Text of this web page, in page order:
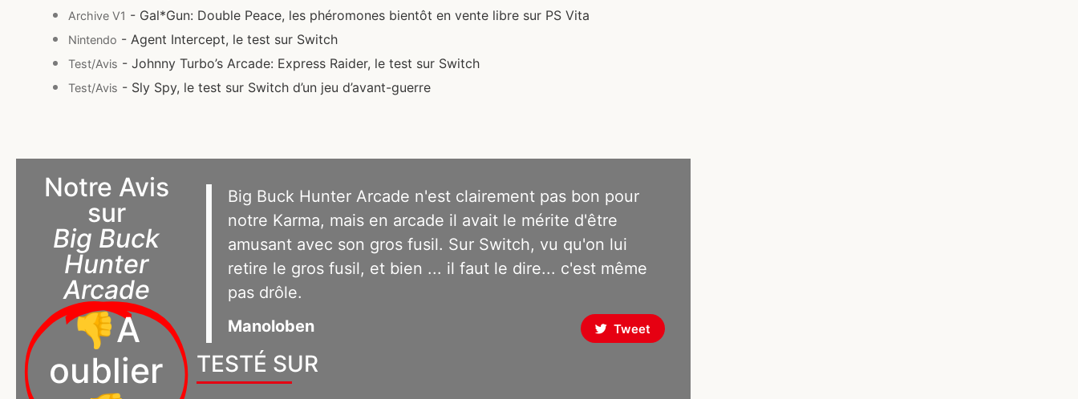
Archive V1 - Gal*Gun: Double Peace, les phéromones bientôt en vente libre sur PS Vita
Nintendo - Agent Intercept, le test sur Switch
Test/Avis - Johnny Turbo’s Arcade: Express Raider, le test sur Switch
Test/Avis - Sly Spy, le test sur Switch d’un jeu d’avant-guerre
Notre Avis
sur
Big Buck
Hunter
Arcade
👎A
oublier
Big Buck Hunter Arcade n'est clairement pas bon pour
notre Karma, mais en arcade il avait le mérite d'être
amusant avec son gros fusil. Sur Switch, vu qu'on lui
retire le gros fusil, et bien ... il faut le dire... c'est même
pas drôle.
Manoloben
Tweet
TESTÉ SUR